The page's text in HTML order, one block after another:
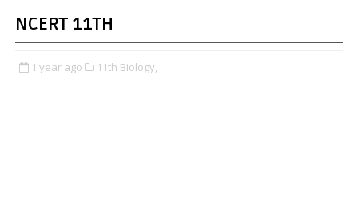
NCERT 11TH
1 year ago 11th Biology,